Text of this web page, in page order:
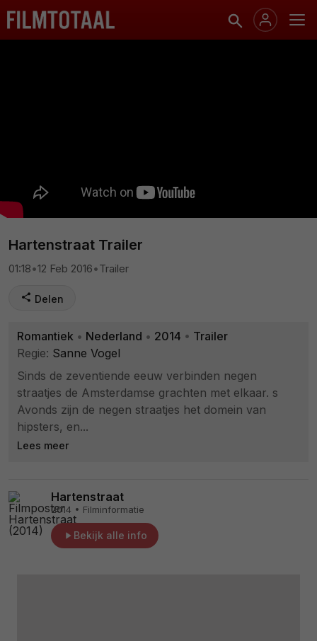
Hartenstraat Trailer
01:18•12 Feb 2016•Trailer
Delen
Romantiek • Nederland • 2014 • Trailer
Regie: Sanne Vogel
Sinds de zeventiende eeuw verbinden negen
straatjes de Amsterdamse grachten met elkaar. s
Avonds zijn de negen straatjes het domein van
hipsters, en...
Lees meer
Hartenstraat
2014 • Filminformatie
Bekijk alle info